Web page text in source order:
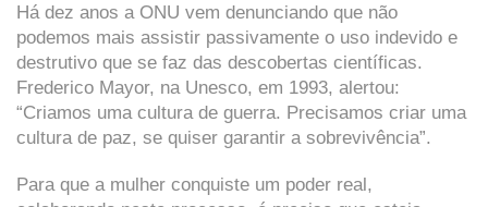
Há dez anos a ONU vem denunciando que não
podemos mais assistir passivamente o uso indevido e
destrutivo que se faz das descobertas científicas.
Frederico Mayor, na Unesco, em 1993, alertou:
“Criamos uma cultura de guerra. Precisamos criar uma
cultura de paz, se quiser garantir a sobrevivência”.
Para que a mulher conquiste um poder real,